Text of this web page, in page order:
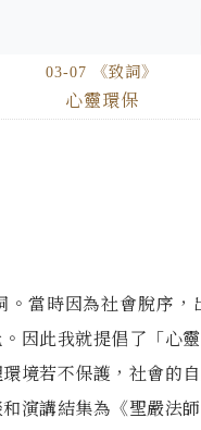
03-07 《致詞》
心靈環保
當時因為社會脫序，
。因此我就提倡了「心
境若不保護，社會的
演講結集為《聖嚴法